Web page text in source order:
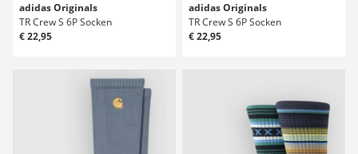
adidas Originals
TR Crew S 6P Socken
€ 22,95
adidas Originals
TR Crew S 6P Socken
€ 22,95